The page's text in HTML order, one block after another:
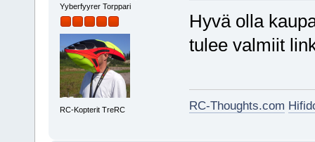
Yyberfyyrer Torppari
RC-Kopterit TreRC
Hyvä olla
tulee valmiit
RC-Thoughts.com